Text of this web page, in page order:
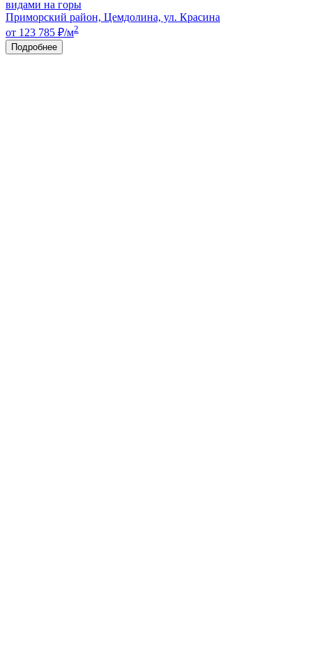
видами на горы
Приморский район, Цемдолина, ул. Красина
от 123 785 ₽/м2
Подробнее